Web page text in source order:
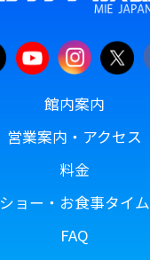
館内案内
営業案内・アクセス
料金
ショー・お食事タイム
FAQ